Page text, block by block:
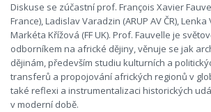
Diskuse se zúčastní prof. François Xavier
France), Ladislav Varadzin (ARUP AV ČR), Lenka
Markéta Křížová (FF UK). Prof. Fauvelle je
odborníkem na africké dějiny, věnuje se jak
dějinám, především studiu kulturních a
transferů a propojování afrických regionů v
také reflexi a instrumentalizaci historických
v moderní době.